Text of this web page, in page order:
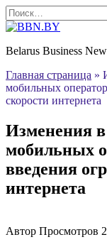
Перейти
к
Search
for:
Belarus Business
Главная страница »
мобильных
скорости интернета
Изменения
мобильных
введения
интернета
Автор Просмотров